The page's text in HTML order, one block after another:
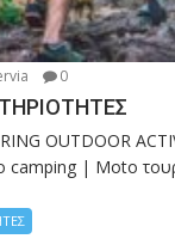
0
OUTDOOR
camping | Moto